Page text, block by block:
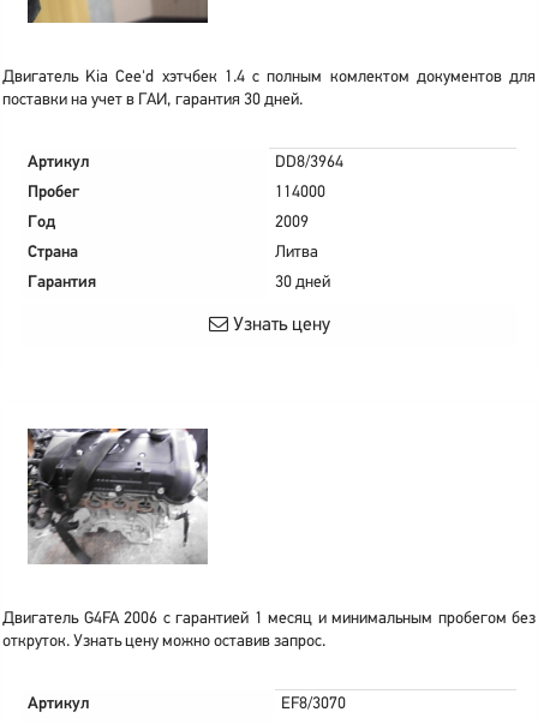
Двигатель Kia Cee'd хэтчбек 1.4 с полным комлектом документов для
поставки на учет в ГАИ, гарантия 30 дней.
Артикул
DD8/3964
Пробег
114000
Год
2009
Страна
Литва
Гарантия
30 дней
Узнать цену
Двигатель G4FA 2006 с гарантией 1 месяц и минимальным пробегом без
откруток. Узнать цену можно оставив запрос.
Артикул
EF8/3070